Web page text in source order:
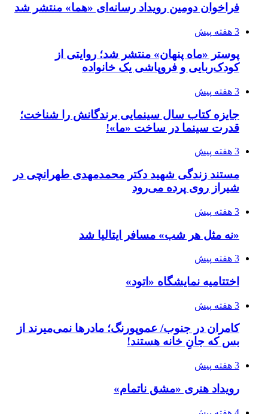
فراخوان دومین رویداد رسانه‌ای «هما» منتشر شد
3 هفته پیش
پوستر «ماه پنهان» منتشر شد؛ روایتی از
کودک‌ربایی و فروپاشی یک خانواده
3 هفته پیش
جایزه کتاب سال سینمایی برندگانش را شناخت؛
قدرت سینما در ساخت «ما»!
3 هفته پیش
مستند زندگی شهید دکتر محمدمهدی طهرانچی در
شیراز روی پرده می‌رود
3 هفته پیش
«نه مثل هر شب» مسافر ایتالیا شد
3 هفته پیش
اختتامیه نمایشگاه «اتود»
3 هفته پیش
کامران در جنوب/ عموپورنگ؛ مادرها نمی‌میرند از
بس که جانِ خانه هستند!
3 هفته پیش
رویداد هنری «مشق ناتمام»